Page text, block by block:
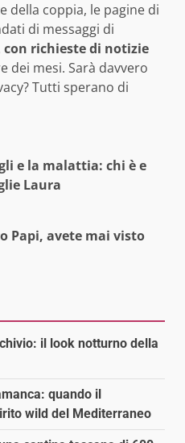
della coppia, le pagine di
di messaggi di
con richieste di notizie
dei mesi. Sarà davvero
Tutti sperano di
e la malattia: chi è e
Laura
Papi, avete mai visto
il look notturno della
quando il
wild del Mediterraneo